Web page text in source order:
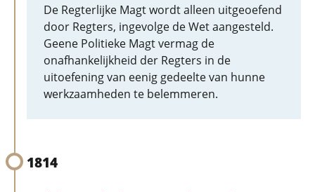
De Regterlijke Magt wordt alleen uitgeoefend
door Regters, ingevolge de Wet aangesteld.
Geene Politieke Magt vermag de
onafhankelijkheid der Regters in de
uitoefening van eenig gedeelte van hunne
werkzaamheden te belemmeren.
1814